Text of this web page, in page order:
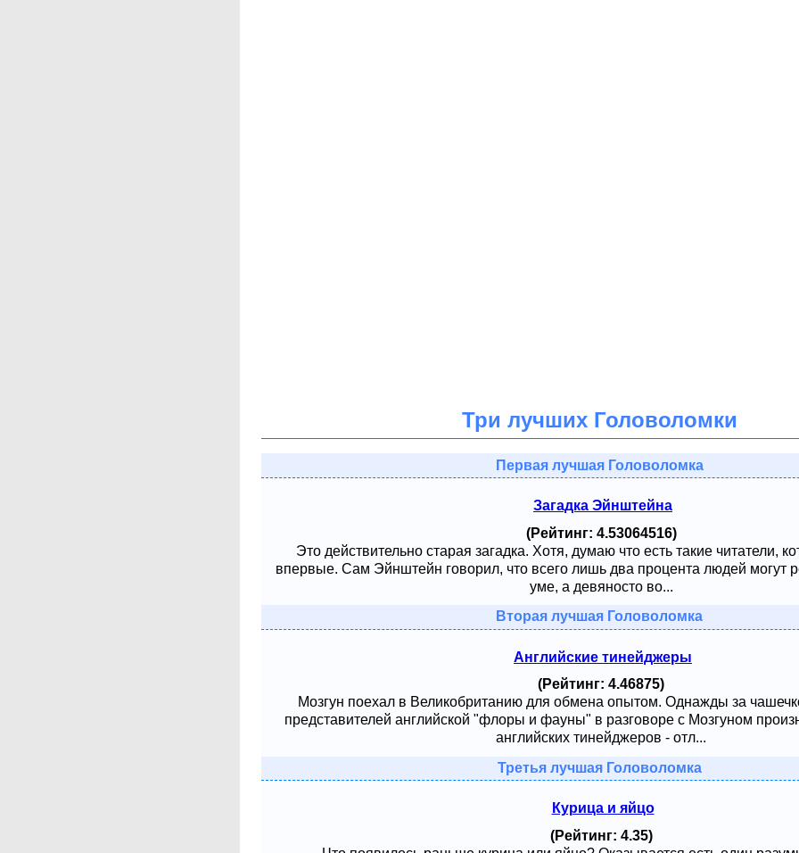
Три лучших Головоломки
Первая лучшая Головоломка
Загадка Эйнштейна
(Рейтинг: 4.53064516)
Это действительно старая загадка. Хотя, думаю что есть такие читатели,
впервые. Сам Эйнштейн говорил, что всего лишь два процента людей могут
уме, а девяносто во...
Вторая лучшая Головоломка
Английские тинейджеры
(Рейтинг: 4.46875)
Мозгун поехал в Великобританию для обмена опытом. Однажды за
представителей английской "флоры и фауны" в разговоре с Мозгуном
английских тинейджеров - отл...
Третья лучшая Головоломка
Курица и яйцо
(Рейтинг: 4.35)